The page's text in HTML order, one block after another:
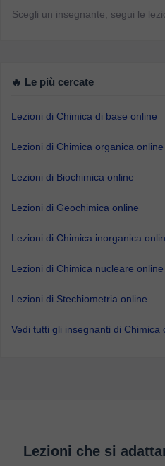
Scegli un insegnante, segui le
🔥 Le più cercate
Lezioni di Chimica di base online
Lezioni di Chimica organica online
Lezioni di Biochimica online
Lezioni di Geochimica online
Lezioni di Chimica inorganica
Lezioni di Chimica nucleare online
Lezioni di Stechiometria online
Vedi tutti gli insegnanti di Chimica
Lezioni che si